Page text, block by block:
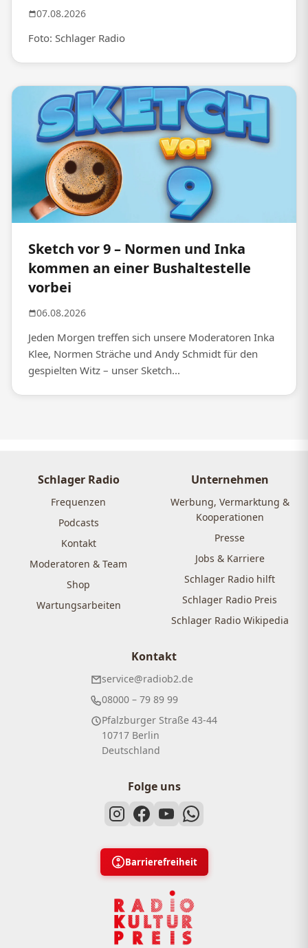
07.08.2026
Foto: Schlager Radio
Sketch vor 9 – Normen und Inka
kommen an einer Bushaltestelle
vorbei
06.08.2026
Jeden Morgen treffen sich unsere Moderatoren Inka
Klee, Normen Sträche und Andy Schmidt für den
gespielten Witz – unser Sketch...
Schlager Radio
Frequenzen
Podcasts
Kontakt
Moderatoren & Team
Shop
Wartungsarbeiten
Unternehmen
Werbung, Vermarktung &
Kooperationen
Presse
Jobs & Karriere
Schlager Radio hilft
Schlager Radio Preis
Schlager Radio Wikipedia
Kontakt
service@radiob2.de
08000 – 79 89 99
Pfalzburger Straße 43-44
10717 Berlin
Deutschland
Folge uns
Barrierefreiheit